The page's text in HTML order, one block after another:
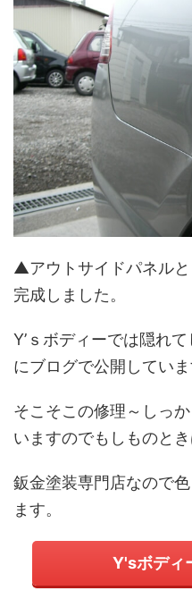
▲アウトサイドパネル
完成しました。
Y’ｓボディーでは隠れ
にブログで公開していま
そこそこの修理～しっ
いますのでもしものと
鈑金塗装専門店なので
ます。
Y'sボディ